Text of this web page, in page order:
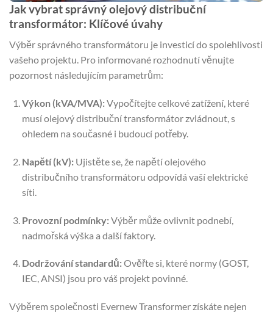
Jak vybrat správný olejový distribuční
transformátor: Klíčové úvahy
Výběr správného transformátoru je investicí do spolehlivosti
vašeho projektu. Pro informované rozhodnutí věnujte
pozornost následujícím parametrům:
Výkon (kVA/MVA):Vypočítejte celkové zatížení, které
musí olejový distribuční transformátor zvládnout, s
ohledem na současné i budoucí potřeby.
Napětí (kV):Ujistěte se, že napětí olejového
distribučního transformátoru odpovídá vaší elektrické
síti.
Provozní podmínky:Výběr může ovlivnit podnebí,
nadmořská výška a další faktory.
Dodržování standardů:Ověřte si, které normy (GOST,
IEC, ANSI) jsou pro váš projekt povinné.
Výběrem společnosti Evernew Transformer získáte nejen